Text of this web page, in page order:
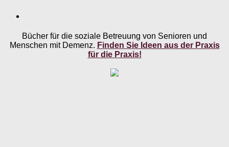
Bücher für die soziale Betreuung von Senioren und
Menschen mit Demenz. Finden Sie Ideen aus der Praxis
für die Praxis!